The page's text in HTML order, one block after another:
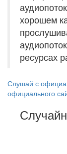
хорошем
ресурсах
Слушай с
официального